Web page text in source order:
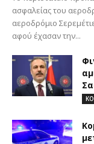
ασφαλείας του
αεροδρόμιο
αφού έχασαν την...